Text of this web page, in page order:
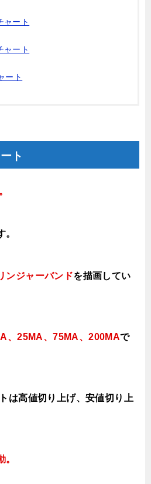
ャート
ャート
ート
ト
。
ンジャーバンドを描画してい
、25MA、75MA、200MAで
は高値切り上げ、安値切り上
。